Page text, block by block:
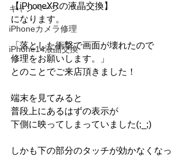
キャンペーン
iPhoneカメラ修理
iPhone14液晶交換
【iPhoneXRの液晶交換】
になります。
「落とした衝撃で画面が壊れたので
修理をお願いします。」
とのことでご来店頂きました！
端末を見てみると
普段上にあるはずの表示が
下側に映ってしまっていました(;_;)
しかも下の部分のタッチが効かなくなっ